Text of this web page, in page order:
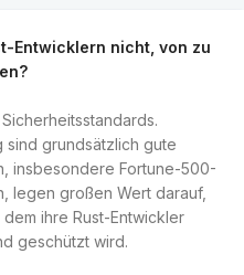
Entwicklern nicht, von zu
sind grundsätzlich gute
insbesondere Fortune-500-
legen großen Wert darauf,
ihre Rust-Entwickler
geschützt wird.